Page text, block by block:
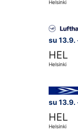
Helsinki
su 13.9.
HEL
Helsinki
su 13.9.
HEL
Helsinki
Valitse